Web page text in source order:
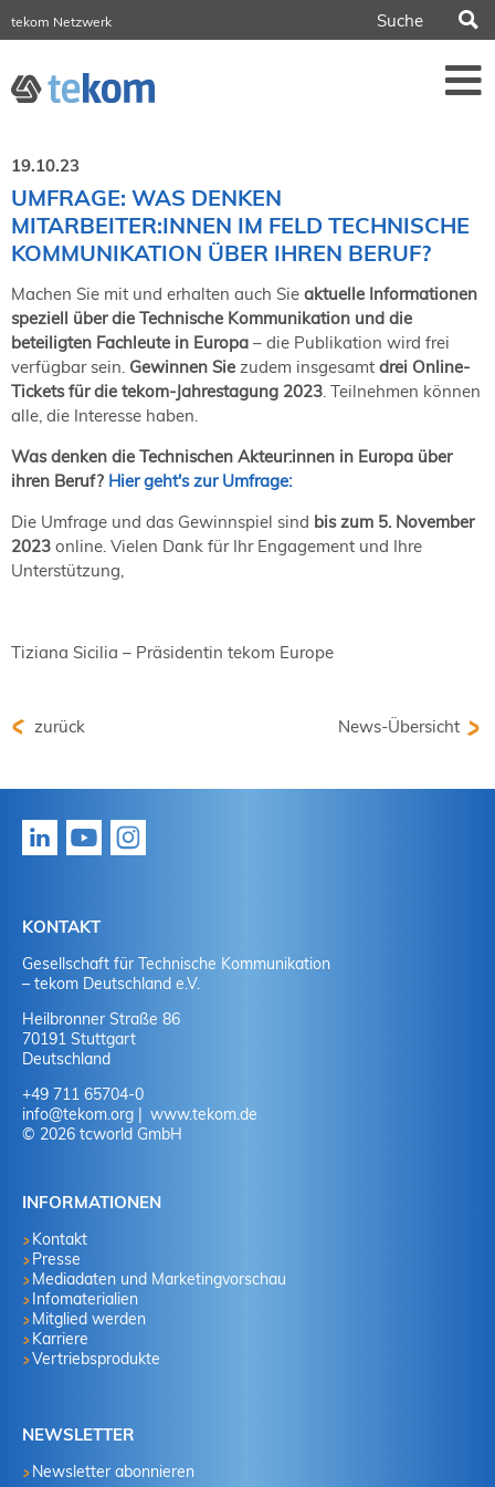
tekom Netzwerk
tech-writer.info
Tagungen
18.-19. März 2027
21.-23. April 2027 Online
tekom-Festival
7.-8. Mai 2026 in St. Leon-Rot
tcworld China
20.-21. Mai 2027 in Shanghai
Evolution of TC
2.-3. Juni 2026 in Sofia
FokusTag DPP
19. Juni 2026 in Wiesbaden
23.-24. September 2026
10.-12. November, 2026 in Stuttgart
Publikationen
Regionalgruppen
19.10.23
UMFRAGE: WAS DENKEN
MITARBEITER:INNEN IM FELD TECHNISCHE
KOMMUNIKATION ÜBER IHREN BERUF?
Machen Sie mit und erhalten auch Sie aktuelle Informationen
speziell über die Technische Kommunikation und die
beteiligten Fachleute in Europa – die Publikation wird frei
verfügbar sein. Gewinnen Sie zudem insgesamt drei Online-
Tickets für die tekom-Jahrestagung 2023. Teilnehmen können
alle, die Interesse haben.
Was denken die Technischen Akteur:innen in Europa über
ihren Beruf? Hier geht's zur Umfrage:
Die Umfrage und das Gewinnspiel sind bis zum 5. November
2023 online. Vielen Dank für Ihr Engagement und Ihre
Unterstützung,
Tiziana Sicilia – Präsidentin tekom Europe
zurück News-Übersicht
KONTAKT
Gesellschaft für Technische Kommunikation
– tekom Deutschland e.V.
Heilbronner Straße 86
70191 Stuttgart
Deutschland
+49 711 65704-0
info@tekom.org
www.tekom.de
© 2026 tcworld GmbH
INFORMATIONEN
Kontakt
Presse
Mediadaten und Marketingvorschau
Infomaterialien
Mitglied werden
Karriere
Vertriebsprodukte
NEWSLETTER
Newsletter abonnieren